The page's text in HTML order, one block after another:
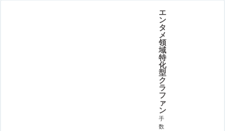
エ
ン
タ
メ
領
域
特
化
型
ク
ラ
フ
ァ
ン
手
数